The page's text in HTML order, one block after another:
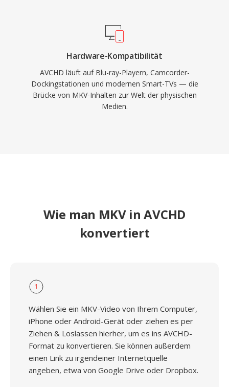
Hardware-Kompatibilität
AVCHD läuft auf Blu-ray-Playern, Camcorder-
Dockingstationen und modernen Smart-TVs — die
Brücke von MKV-Inhalten zur Welt der physischen
Medien.
Wie man MKV in AVCHD
konvertiert
1
Wählen Sie ein MKV-Video von Ihrem Computer,
iPhone oder Android-Gerät oder ziehen es per
Ziehen & Loslassen hierher, um es ins AVCHD-
Format zu konvertieren. Sie können außerdem
einen Link zu irgendeiner Internetquelle
angeben, etwa von Google Drive oder Dropbox.